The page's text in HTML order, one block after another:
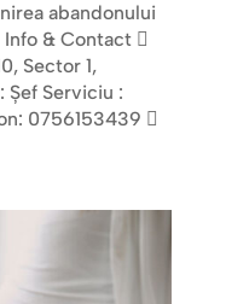
abandonului
& Contact 
Sector 1,
Șef Serviciu :
0756153439 